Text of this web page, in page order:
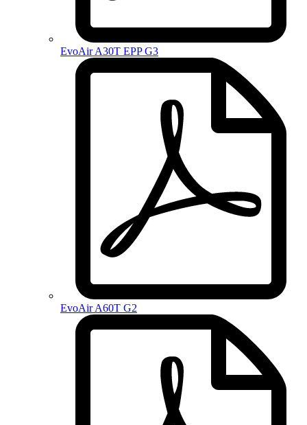
EvoAir A30T EPP G3
EvoAir A60T G2